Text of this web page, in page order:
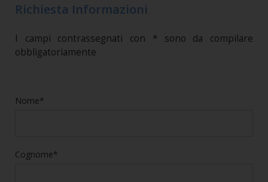
Richiesta Informazioni
I campi contrassegnati con * sono da compilare
obbligatoriamente
Nome*
Cognome*